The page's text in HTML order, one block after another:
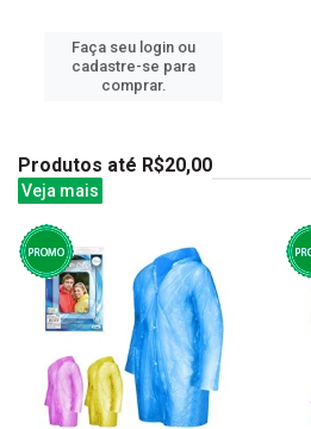
Faça seu login ou
cadastre-se para
comprar.
Produtos até R$20,00
Veja mais